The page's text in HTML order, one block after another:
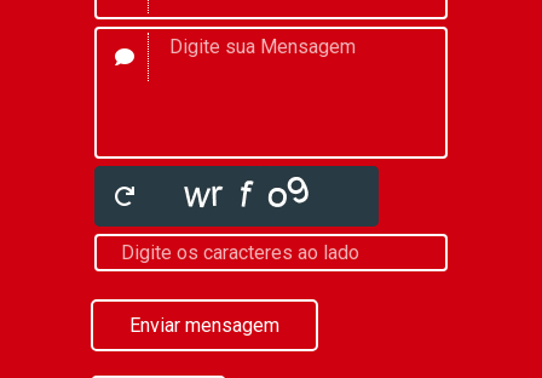
Enviar mensagem